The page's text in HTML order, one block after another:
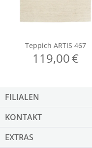
FILIALEN
KONTAKT
EXTRAS